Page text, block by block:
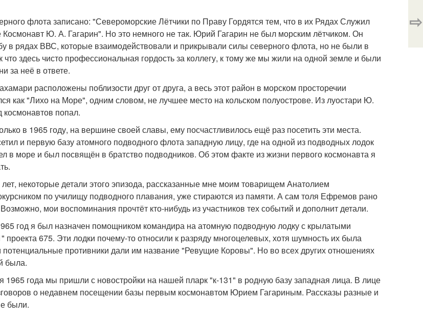
флота записано: "Североморские Лётчики по Праву Гордятся тем, что в их Рядах Служил
Ю. А. Гагарин". Но это немного не так. Юрий Гагарин не был морским лётчиком. Он
в рядах ВВС, которые взаимодействовали и прикрывали силы северного флота, но не были в
что здесь чисто профессиональная гордость за коллегу, к тому же мы жили на одной земле и были
за неё в ответе.
расположены поблизости друг от друга, а весь этот район в морском просторечии
как "Лихо на Море", одним словом, не лучшее место на кольском полуострове. Из луостари Ю.
космонавтов попал.
в 1965 году, на вершине своей славы, ему посчастливилось ещё раз посетить эти места.
и первую базу атомного подводного флота западную лицу, где на одной из подводных лодок
в море и был посвящён в братство подводников. Об этом факте из жизни первого космонавта я
некоторые детали этого эпизода, рассказанные мне моим товарищем Анатолием
по училищу подводного плавания, уже стираются из памяти. А сам толя Ефремов рано
мои воспоминания прочтёт кто-нибудь из участников тех событий и дополнит детали.
год я был назначен помощником командира на атомную подводную лодку с крылатыми
проекта 675. Эти лодки почему-то относили к разряду многоцелевых, хотя шумность их была
потенциальные противники дали им название "Ревущие Коровы". Но во всех других отношениях
была.
1965 года мы пришли с новостройки на нашей пларк "к-131" в родную базу западная лица. В лице
о недавнем посещении базы первым космонавтом Юрием Гагариным. Рассказы разные и
были.
⇨